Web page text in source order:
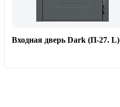
Входная дверь Dark (П-27. L)